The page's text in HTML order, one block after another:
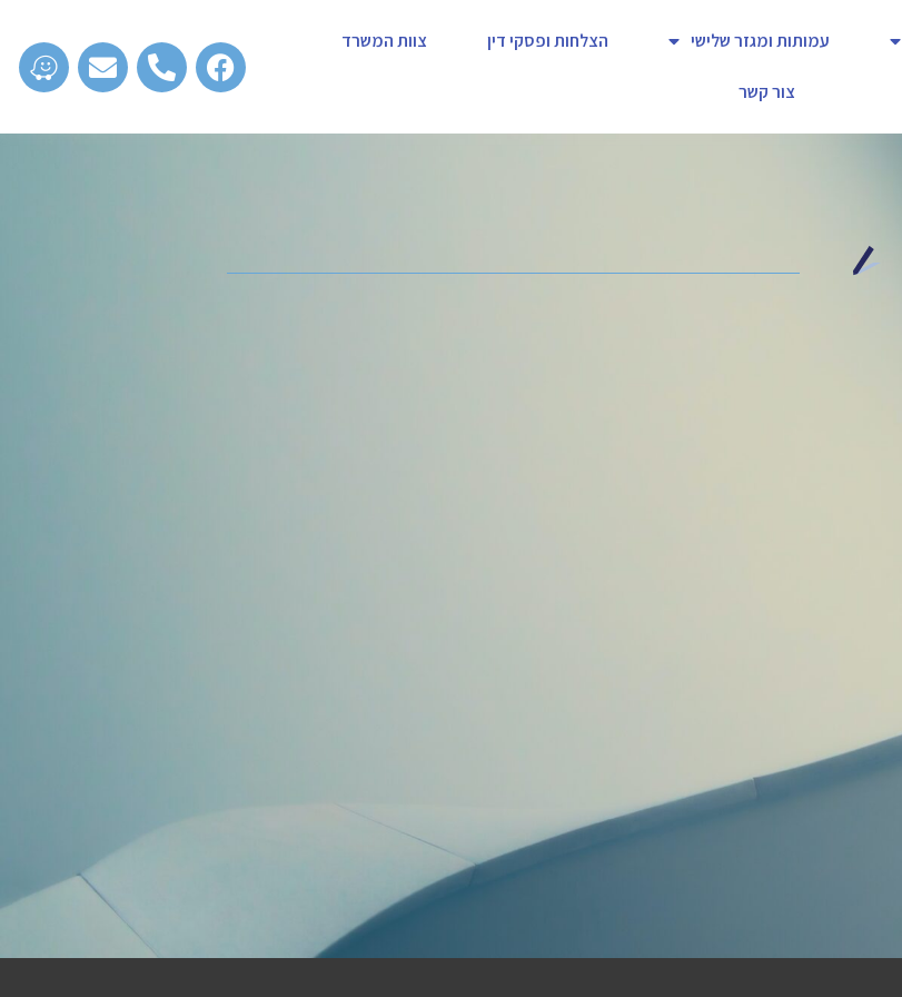
עמותות ומגזר שלישי הצלחות ופסקי דין צוות המשרד
צור קשר